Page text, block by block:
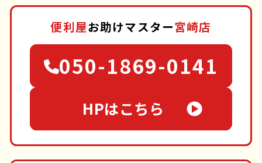
便利屋お助けマスター宮崎店
050-1869-0141
HPはこちら